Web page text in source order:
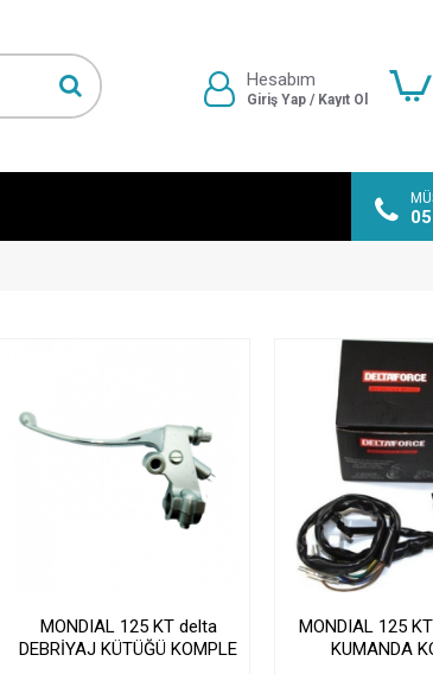
Hesabım
Giriş Yap / Kayıt Ol
MONDIAL 125 KT delta
DEBRİYAJ KÜTÜĞÜ KOMPLE
MONDIAL 125
KUMANDA